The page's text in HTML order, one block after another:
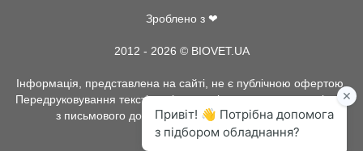
Зроблено з ❤
2012 - 2026 © BIOVET.UA
Інформація, представлена на сайті, не є публічною офертою.
Передруковування текстів та інше копіювання, можливо тільки
з письмового дозволу адміністрації BIOVET.UA.